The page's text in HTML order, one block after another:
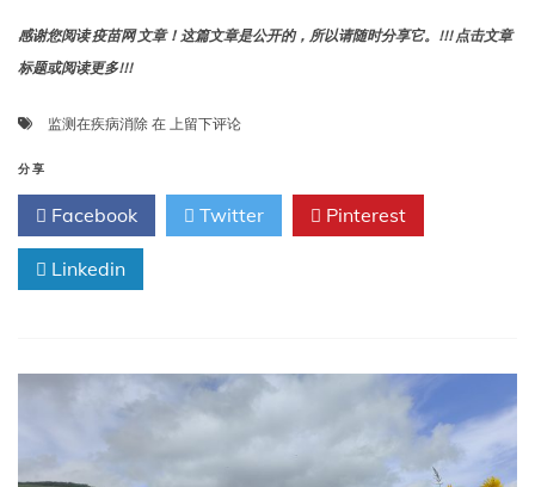
感谢您阅读 疫苗网 文章！这篇文章是公开的，所以请随时分享它。!!! 点击文章
标题或阅读更多!!!
监测在疾病消除 在 第
监
指
上留下评论
分享
Facebook Twitter Pinterest
Linkedin